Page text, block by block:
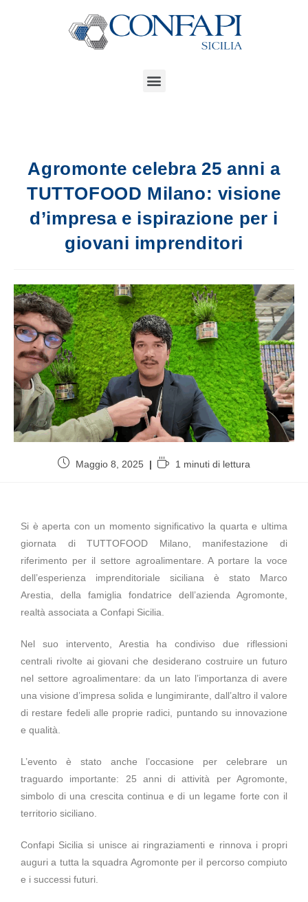
Agromonte celebra 25 anni a
TUTTOFOOD Milano: visione
d’impresa e ispirazione per i
giovani imprenditori
Maggio 8, 2025 1 minuti di lettura
Si è aperta con un momento significativo la quarta e ultima
giornata di TUTTOFOOD Milano, manifestazione di
riferimento per il settore agroalimentare. A portare la voce
dell’esperienza imprenditoriale siciliana è stato Marco
Arestia, della famiglia fondatrice dell’azienda Agromonte,
realtà associata a Confapi Sicilia.
Nel suo intervento, Arestia ha condiviso due riflessioni
centrali rivolte ai giovani che desiderano costruire un futuro
nel settore agroalimentare: da un lato l’importanza di avere
una visione d’impresa solida e lungimirante, dall’altro il valore
di restare fedeli alle proprie radici, puntando su innovazione
e qualità.
L’evento è stato anche l’occasione per celebrare un
traguardo importante: 25 anni di attività per Agromonte,
simbolo di una crescita continua e di un legame forte con il
territorio siciliano.
Confapi Sicilia si unisce ai ringraziamenti e rinnova i propri
auguri a tutta la squadra Agromonte per il percorso compiuto
e i successi futuri.